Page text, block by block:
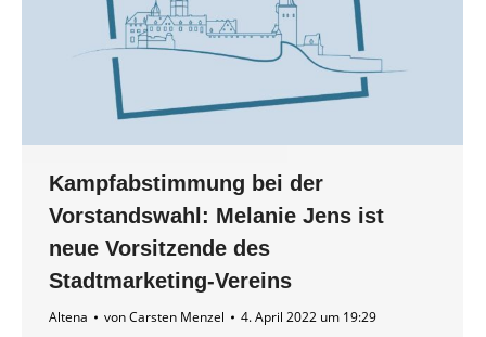
Kampfabstimmung bei der
Vorstandswahl: Melanie Jens ist
neue Vorsitzende des
Stadtmarketing-Vereins
Altena vonCarsten Menzel 4. April 2022 um 19:29